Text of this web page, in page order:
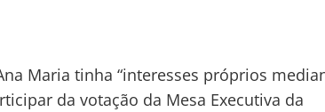
Maria tinha “interesses próprios
da votação da Mesa Executiva da